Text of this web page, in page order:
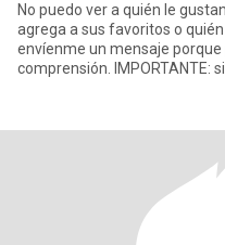
No puedo ver a quién le
agrega a sus favoritos o
envíenme un mensaje porque
comprensión. IMPORTANTE: si no puede verificar su identidad